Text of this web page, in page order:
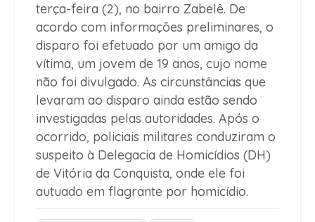
terça-feira (2), no bairro Zabelê. De
acordo com informações preliminares, o
disparo foi efetuado por um amigo da
vítima, um jovem de 19 anos, cujo nome
não foi divulgado. As circunstâncias que
levaram ao disparo ainda estão sendo
investigadas pelas autoridades. Após o
ocorrido, policiais militares conduziram o
suspeito à Delegacia de Homicídios (DH)
de Vitória da Conquista, onde ele foi
autuado em flagrante por homicídio.